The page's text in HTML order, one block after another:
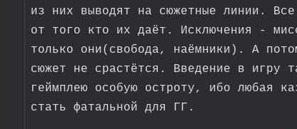
из них выводят на сюжетные линии.
от того кто их даёт. Исключения -
только они(свобода, наёмники). А
сюжет не срастётся. Введение в игру
геймплею особую остроту, ибо любая
стать фатальной для ГГ.